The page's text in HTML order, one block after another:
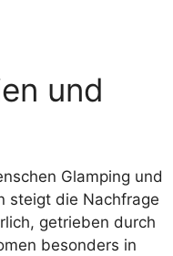
und
Glamping und
steigt die Nachfrage
getrieben durch
besonders in